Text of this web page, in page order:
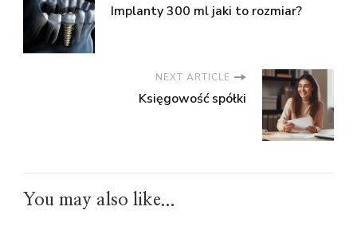
Implanty 300 ml jaki to rozmiar?
NEXT ARTICLE
Księgowość spółki
You may also like...